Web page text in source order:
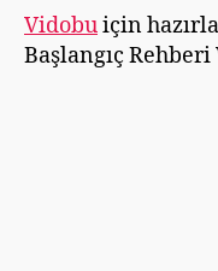
Vidobuiçin
Başlangıç